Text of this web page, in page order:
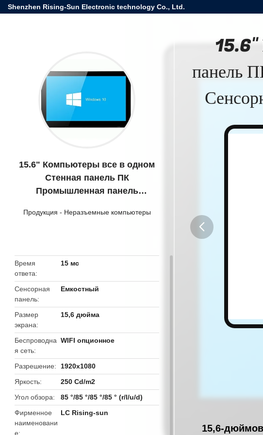
Shenzhen Rising-Sun Electronic technology Co., Ltd.
15.6" Компьютеры все в одном
Стенная панель ПК
Промышленная панель
Компьютеры все в одном
Продукция - Неразъемные компьютеры
Время
ответа
15 мс
Сенсорная
панель
Емкостный
Размер
экрана
15,6 дюйма
Беспроводна
я сеть
WIFI опционное
Разрешение
1920x1080
Яркость
250 Cd/m2
Угол обзора
85 °/85 °/85 °/85 ° (r/l/u/d)
Фирменное
наименовани
е
LC Rising-sun
15.6"
панель
15,6-